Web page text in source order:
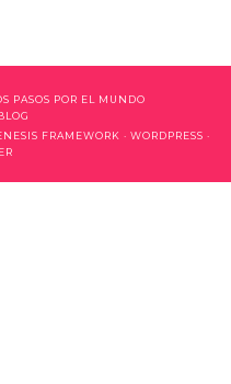
PASOS POR EL MUNDO
FRAMEWORK · WORDPRESS ·